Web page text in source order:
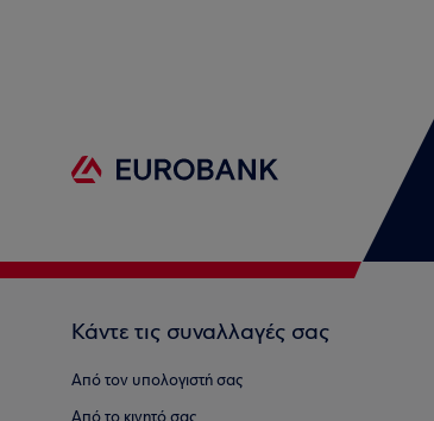
Κάντε τις συναλλαγές σας
Από τον υπολογιστή σας